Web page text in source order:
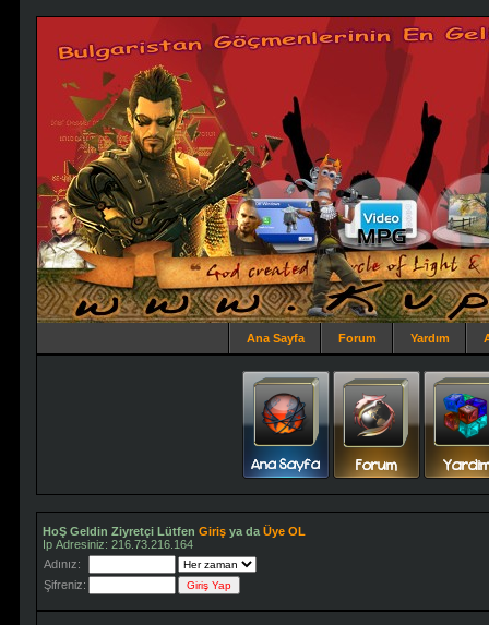
Ana Sayfa Forum Yardım
HoŞ Geldin Ziyretçi Lütfen Giriş ya da Üye OL
Ip Adresiniz: 216.73.216.164
Adınız:
Şifreniz: